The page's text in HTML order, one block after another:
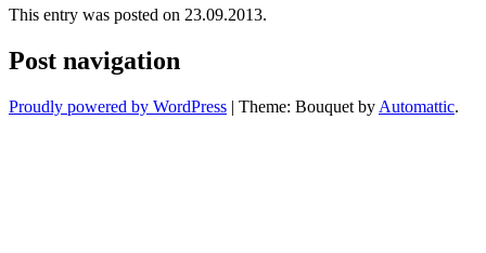
This entry was posted on 23.09.2013.
Post navigation
Proudly powered by WordPress | Theme: Bouquet by Automattic.